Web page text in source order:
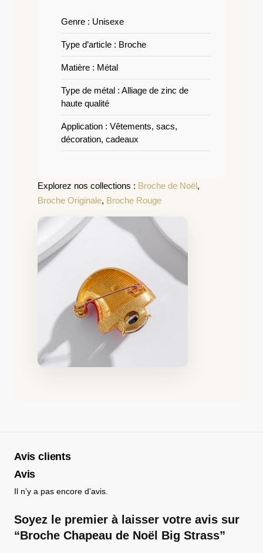
Genre : Unisexe
Type d’article : Broche
Matière : Métal
Type de métal : Alliage de zinc de
haute qualité
Application : Vêtements, sacs,
décoration, cadeaux
Explorez nos collections : Broche de Noël,
Broche Originale, Broche Rouge
Avis clients
Avis
Il n’y a pas encore d’avis.
Soyez le premier à laisser votre avis sur
“Broche Chapeau de Noël Big Strass”